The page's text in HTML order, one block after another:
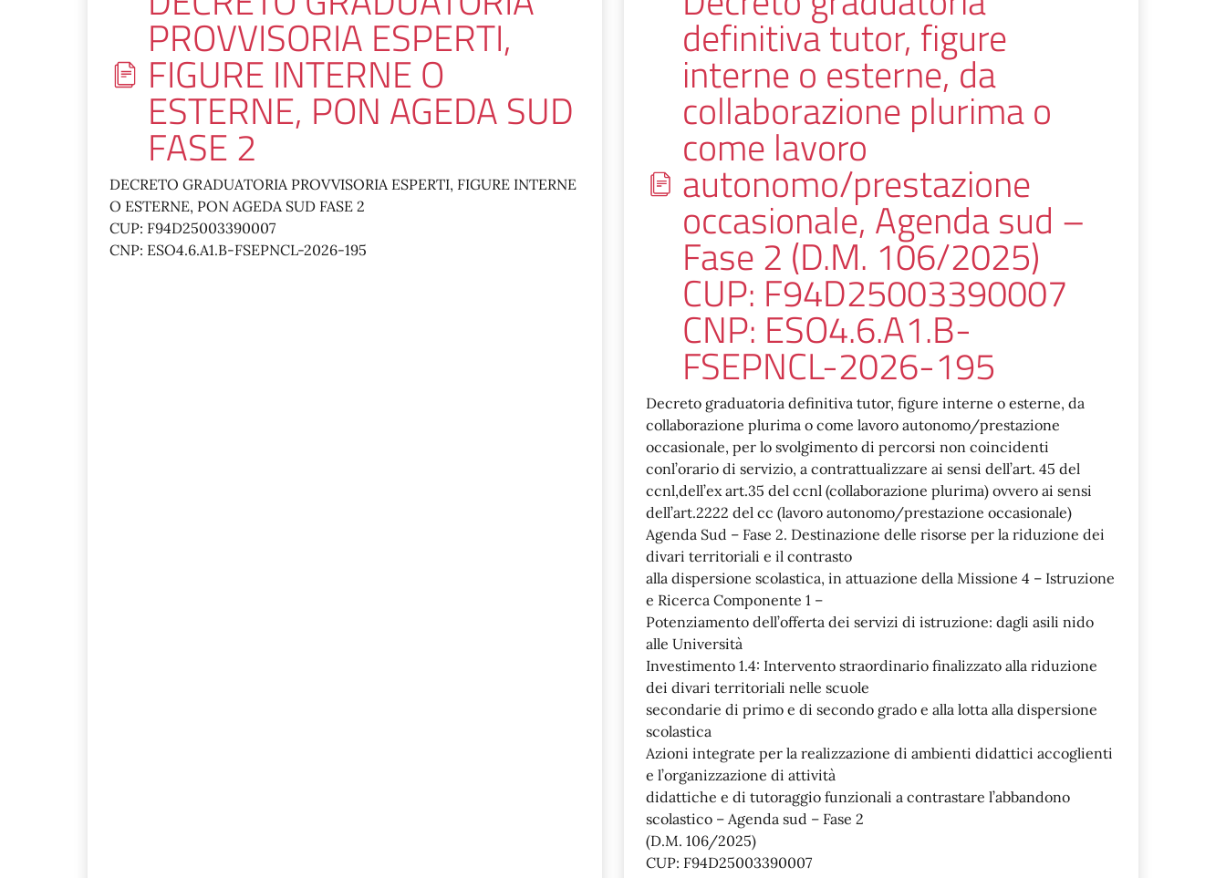
PROVVISORIA ESPERTI,
FIGURE INTERNE O
ESTERNE, PON AGEDA SUD
FASE 2
DECRETO GRADUATORIA PROVVISORIA ESPERTI, FIGURE INTERNE
O ESTERNE, PON AGEDA SUD FASE 2
CUP: F94D25003390007
CNP: ESO4.6.A1.B-FSEPNCL-2026-195
definitiva tutor, figure
interne o esterne, da
collaborazione plurima o
come lavoro
autonomo/prestazione
occasionale, Agenda sud –
Fase 2 (D.M. 106/2025)
CUP: F94D25003390007
CNP: ESO4.6.A1.B-
FSEPNCL-2026-195
Decreto graduatoria definitiva tutor, figure interne o esterne, da
collaborazione plurima o come lavoro autonomo/prestazione
occasionale, per lo svolgimento di percorsi non coincidenti
conl’orario di servizio, a contrattualizzare ai sensi dell’art. 45 del
ccnl,dell’ex art.35 del ccnl (collaborazione plurima) ovvero ai sensi
dell’art.2222 del cc (lavoro autonomo/prestazione occasionale)
Agenda Sud – Fase 2. Destinazione delle risorse per la riduzione dei
divari territoriali e il contrasto
alla dispersione scolastica, in attuazione della Missione 4 – Istruzione
e Ricerca Componente 1 –
Potenziamento dell’offerta dei servizi di istruzione: dagli asili nido
alle Università
Investimento 1.4: Intervento straordinario finalizzato alla riduzione
dei divari territoriali nelle scuole
secondarie di primo e di secondo grado e alla lotta alla dispersione
scolastica
Azioni integrate per la realizzazione di ambienti didattici accoglienti
e l’organizzazione di attività
didattiche e di tutoraggio funzionali a contrastare l’abbandono
scolastico – Agenda sud – Fase 2
(D.M. 106/2025)
CUP: F94D25003390007